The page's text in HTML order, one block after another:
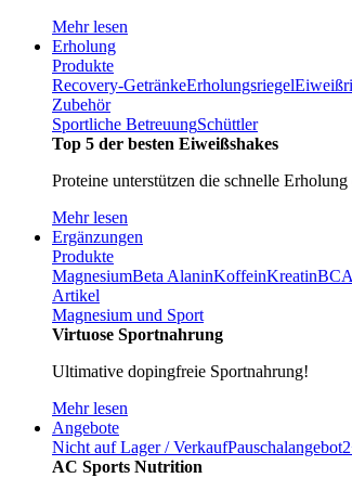
Mehr lesen
Erholung
Produkte
Recovery-GetränkeErholungsriegel
Zubehör
Sportliche BetreuungSchüttler
Top 5 der besten Eiweißshakes
Proteine unterstützen die schnelle
Mehr lesen
Ergänzungen
Produkte
MagnesiumBeta AlaninKoffeinKreatin
Artikel
Magnesium und Sport
Virtuose Sportnahrung
Ultimative dopingfreie Sportnahrung!
Mehr lesen
Angebote
Nicht auf Lager / VerkaufPauschalangebot
AC Sports Nutrition